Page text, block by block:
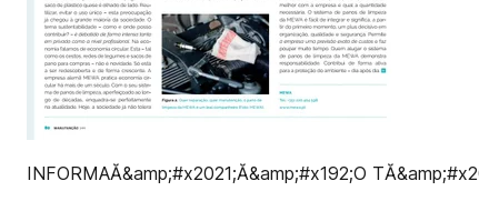
INFORMAĂ&amp;#x2021;Ă&amp;#x192;O